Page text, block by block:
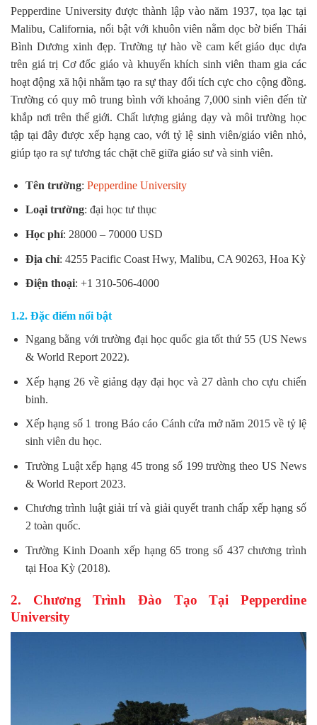
Pepperdine University được thành lập vào năm 1937, tọa lạc tại
Malibu, California, nổi bật với khuôn viên nằm dọc bờ biển Thái
Bình Dương xinh đẹp. Trường tự hào về cam kết giáo dục dựa
trên giá trị Cơ đốc giáo và khuyến khích sinh viên tham gia các
hoạt động xã hội nhằm tạo ra sự thay đổi tích cực cho cộng đồng.
Trường có quy mô trung bình với khoảng 7,000 sinh viên đến từ
khắp nơi trên thế giới. Chất lượng giảng dạy và môi trường học
tập tại đây được xếp hạng cao, với tỷ lệ sinh viên/giáo viên nhỏ,
giúp tạo ra sự tương tác chặt chẽ giữa giáo sư và sinh viên.
Tên trường: Pepperdine University
Loại trường: đại học tư thục
Học phí: 28000 – 70000 USD
Địa chỉ: 4255 Pacific Coast Hwy, Malibu, CA 90263, Hoa Kỳ
Điện thoại: +1 310-506-4000
1.2. Đặc điểm nổi bật
Ngang bằng với trường đại học quốc gia tốt thứ 55 (US News
& World Report 2022).
Xếp hạng 26 về giảng dạy đại học và 27 dành cho cựu chiến
binh.
Xếp hạng số 1 trong Báo cáo Cánh cửa mở năm 2015 về tỷ lệ
sinh viên du học.
Trường Luật xếp hạng 45 trong số 199 trường theo US News
& World Report 2023.
Chương trình luật giải trí và giải quyết tranh chấp xếp hạng số
2 toàn quốc.
Trường Kinh Doanh xếp hạng 65 trong số 437 chương trình
tại Hoa Kỳ (2018).
2. Chương Trình Đào Tạo Tại Pepperdine
University